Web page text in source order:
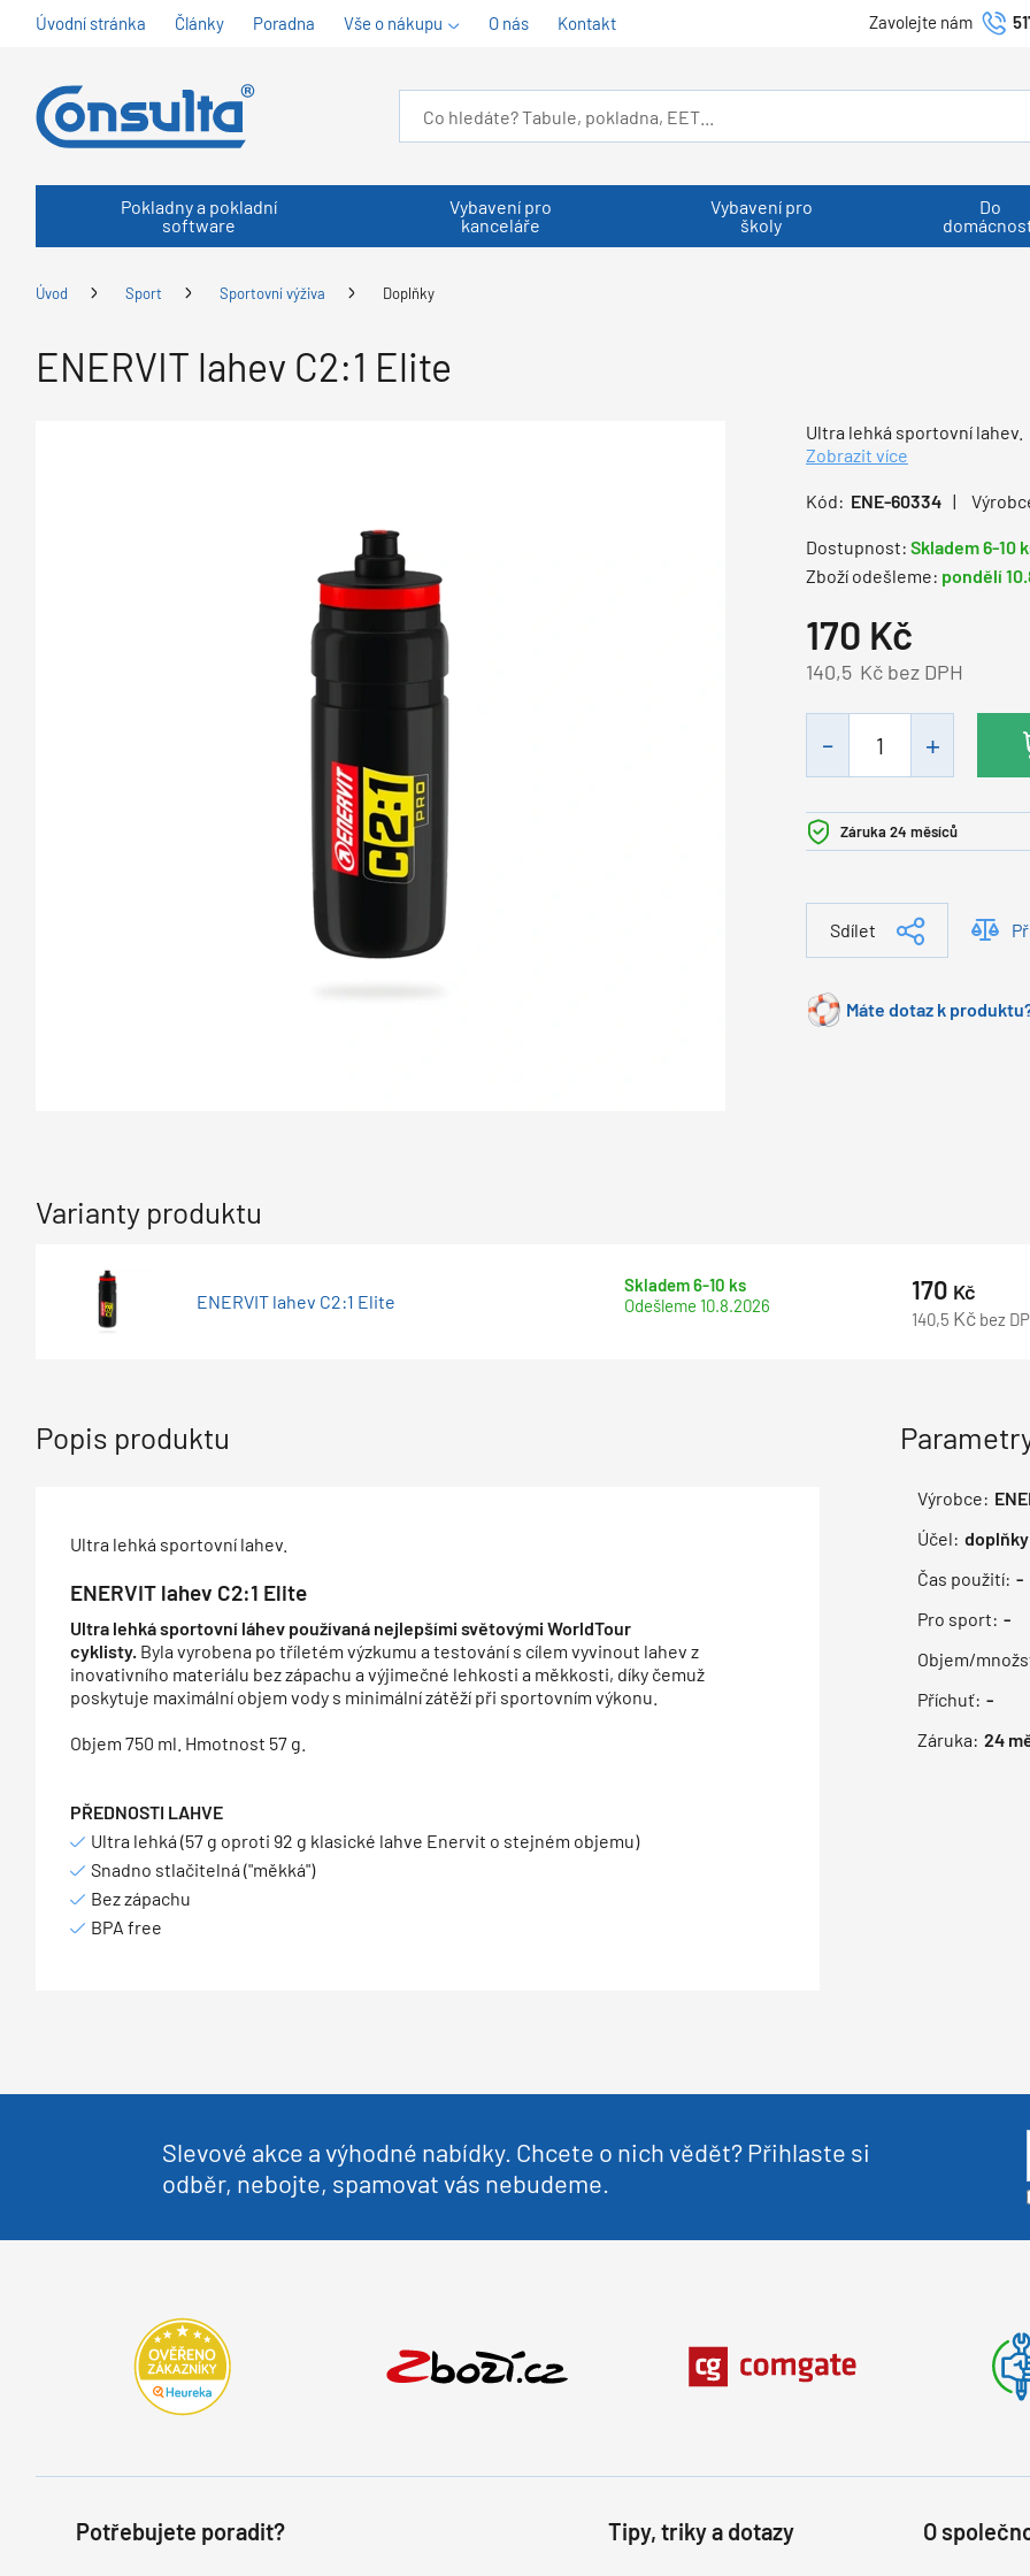
Úvodní stránka Články Poradna Vše o nákupu O nás Kontakt Zavolejte nám
Pokladny a pokladní
software
Vybavení pro
kanceláře
Vybavení pro
školy
Do
Úvod Sport Sportovní výživa Doplňky
ENERVIT lahev C2:1 Elite
Ultra lehká sportovní lahev.
Zobrazit více
Kód: ENE-60334
Dostupnost: Skladem 6-10
Zboží odešleme: pondělí
170 Kč
Kč bez DPH
140,5
Záruka 24 měsíců
Sdílet
Máte dotaz k
Varianty produktu
ENERVIT lahev C2:1 Elite
Skladem 6-10 ks
Odešleme 10.8.2026
170 Kč
140,5 Kč bez
Popis produktu
Ultra lehká sportovní lahev.
ENERVIT lahev C2:1 Elite
Ultra lehká sportovní láhev používaná nejlepšími světovými WorldTour
cyklisty. Byla vyrobena po tříletém výzkumu a testování s cílem vyvinout lahev z
inovativního materiálu bez zápachu a výjimečné lehkosti a měkkosti, díky čemuž
poskytuje maximální objem vody s minimální zátěží při sportovním výkonu.
Objem 750 ml. Hmotnost 57 g.
PŘEDNOSTI LAHVE
Ultra lehká (57 g oproti 92 g klasické lahve Enervit o stejném objemu)
Snadno stlačitelná ("měkká")
Bez zápachu
BPA free
Výrobce:
Účel: doplňky
Čas použití: -
Pro sport: -
Objem/
Příchuť: -
Záruka: 24
Slevové akce a výhodné nabídky. Chcete o nich vědět? Přihlaste si
odběr, nebojte, spamovat vás nebudeme.
Potřebujete poradit? Tipy, triky a dotazy O